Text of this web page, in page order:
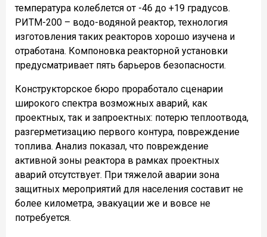
температура колеблется от -46 до +19 градусов.
РИТМ-200 – водо-водяной реактор, технология
изготовления таких реакторов хорошо изучена и
отработана. Компоновка реакторной установки
предусматривает пять барьеров безопасности.
Конструкторское бюро проработало сценарии
широкого спектра возможных аварий, как
проектных, так и запроектных: потерю теплоотвода,
разгерметизацию первого контура, повреждение
топлива. Анализ показал, что повреждение
активной зоны реактора в рамках проектных
аварий отсутствует. При тяжелой аварии зона
защитных мероприятий для населения составит не
более километра, эвакуации же и вовсе не
потребуется.